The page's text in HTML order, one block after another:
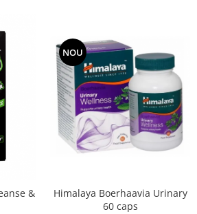
&
NOU
Himalaya Boerhaavia Urinary
60 caps